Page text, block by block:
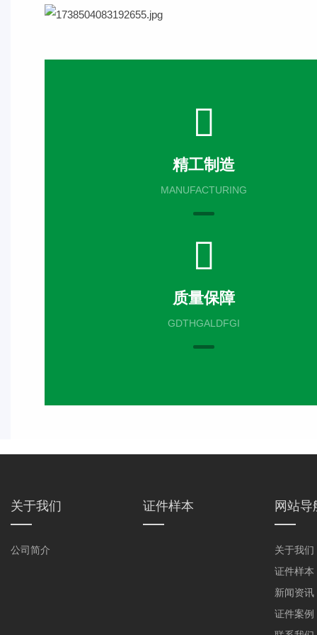
精工制造
MANUFACTURING
质量保障
GDTHGALDFGI
关于我们
公司简介
证件样本 网站导
关于我们
证件样本
新闻资讯
证件案例